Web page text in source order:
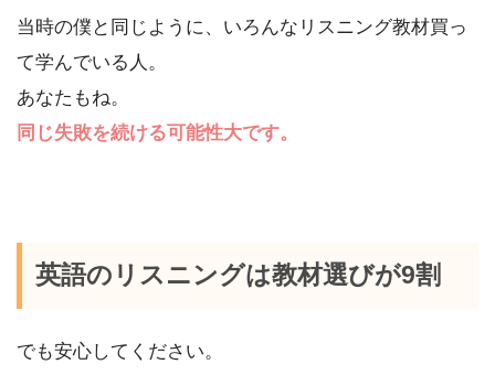
当時の僕と同じように、いろんなリスニング教材買っ
て学んでいる人。
あなたもね。
同じ失敗を続ける可能性大です。
英語のリスニングは教材選びが9割
でも安心してください。